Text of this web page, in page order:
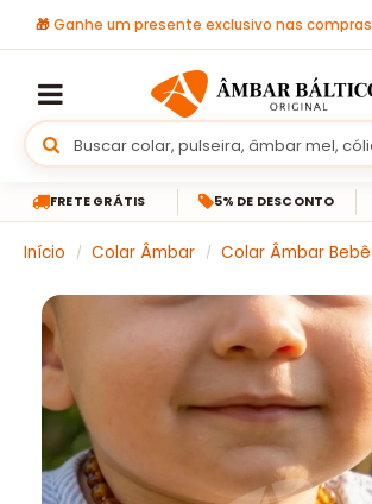
🎁Ganhe um presente exclusivo nas compras
FRETE GRÁTIS 5% DE DESCONTO
Início / Colar Âmbar / Colar Âmbar Bebê